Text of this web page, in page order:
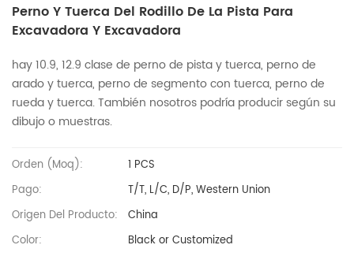
Perno Y Tuerca Del Rodillo De La Pista Para
Excavadora Y Excavadora
hay 10.9, 12.9 clase de perno de pista y tuerca, perno de
arado y tuerca, perno de segmento con tuerca, perno de
rueda y tuerca. También nosotros podría producir según su
dibujo o muestras.
Orden (moq):
1 PCS
Pago:
T/T, L/C, D/P, Western Union
Origen Del Producto:
China
Color:
Black or Customized